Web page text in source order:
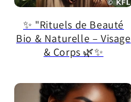
✨ "Rituels de Beauté
Bio & Naturelle – Visage
& Corps 🌿✨